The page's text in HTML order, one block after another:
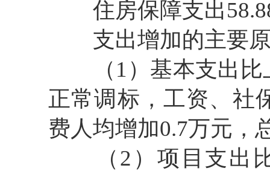
住房保障支出58.88
支出增加的主要
（1）基本支出比
正常调标，工资、社
费人均增加0.7万元，
（2）项目支出比